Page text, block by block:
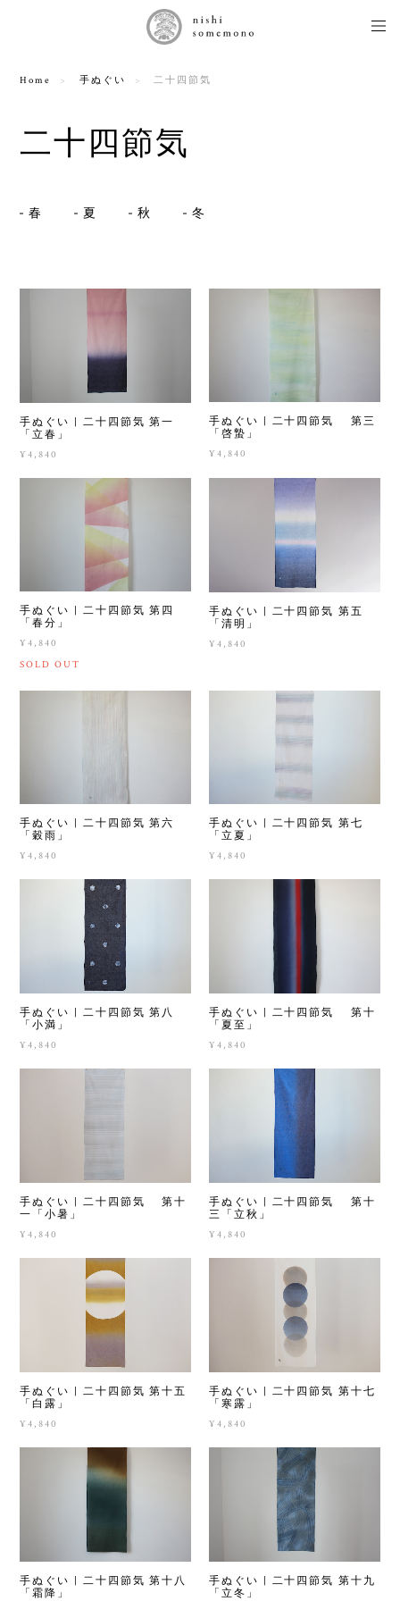
Home 手ぬぐい 二十四節気
二十四節気
春 夏 秋 冬
手ぬぐい | 二十四節気 第一
「立春」
¥4,840
手ぬぐい | 二十四節気 第三
「啓蟄」
¥4,840
手ぬぐい | 二十四節気 第四
「春分」
¥4,840
SOLD OUT
手ぬぐい | 二十四節気 第五
「清明」
¥4,840
手ぬぐい | 二十四節気 第六
「穀雨」
¥4,840
手ぬぐい | 二十四節気 第七
「立夏」
¥4,840
手ぬぐい | 二十四節気 第八
「小満」
¥4,840
手ぬぐい | 二十四節気 第十
「夏至」
¥4,840
手ぬぐい | 二十四節気 第十
一「小暑」
¥4,840
手ぬぐい | 二十四節気 第十
三「立秋」
¥4,840
手ぬぐい | 二十四節気 第十五
「白露」
¥4,840
手ぬぐい | 二十四節気 第十七
「寒露」
¥4,840
手ぬぐい | 二十四節気 第十八
「霜降」
手ぬぐい | 二十四節気 第十九
「立冬」